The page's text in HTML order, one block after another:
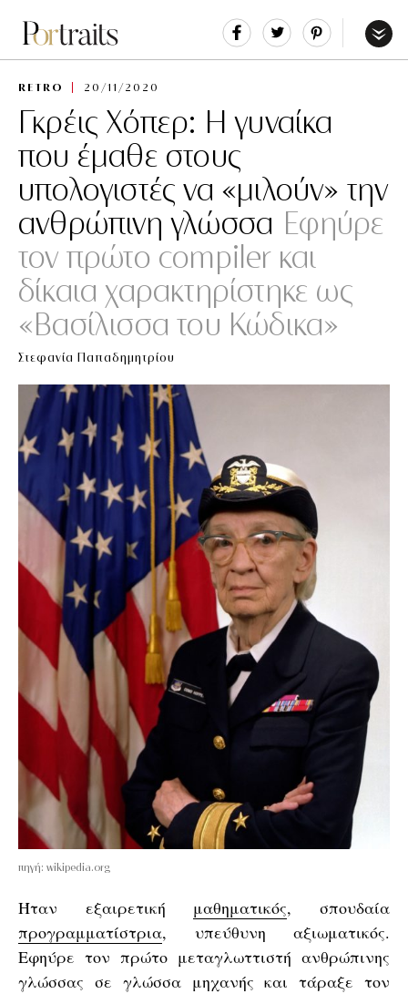
Share Tweet
RETRO 20/11/2020
Γκρέις Χόπερ: Η γυναίκα
που έμαθε στους
υπολογιστές να «μιλούν» την
ανθρώπινη γλώσσα Εφηύρε
τον πρώτο compiler και
δίκαια χαρακτηρίστηκε ως
«Βασίλισσα του Κώδικα»
Στεφανία Παπαδημητρίου
πηγή: wikipedia.org
Ήταν εξαιρετική μαθηματικός, σπουδαία
προγραμματίστρια, υπεύθυνη αξιωματικός.
Εφηύρε τον πρώτο μεταγλωττιστή ανθρώπινης
γλώσσας σε γλώσσα μηχανής και τάραξε τον